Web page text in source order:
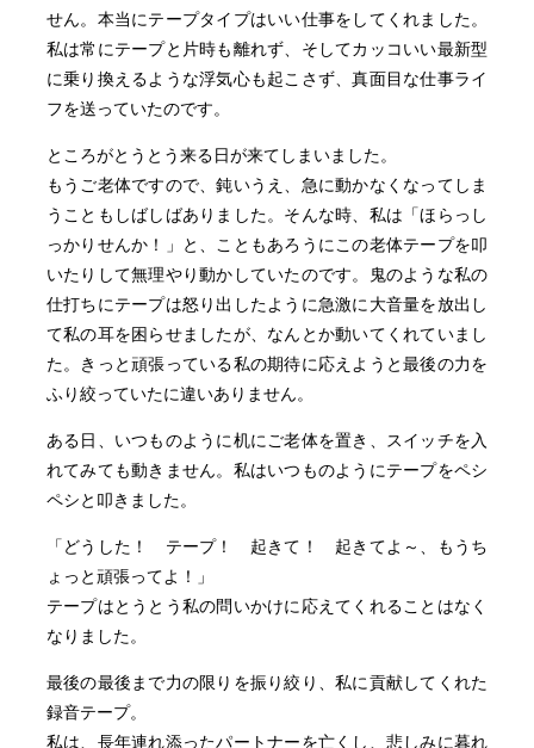
せん。本当にテープタイプはいい仕事をしてくれました。
私は常にテープと片時も離れず、そしてカッコいい最新型
に乗り換えるような浮気心も起こさず、真面目な仕事ライ
フを送っていたのです。
ところがとうとう来る日が来てしまいました。
もうご老体ですので、鈍いうえ、急に動かなくなってしま
うこともしばしばありました。そんな時、私は「ほらっし
っかりせんか！」と、こともあろうにこの老体テープを叩
いたりして無理やり動かしていたのです。鬼のような私の
仕打ちにテープは怒り出したように急激に大音量を放出し
て私の耳を困らせましたが、なんとか動いてくれていまし
た。きっと頑張っている私の期待に応えようと最後の力を
ふり絞っていたに違いありません。
ある日、いつものように机にご老体を置き、スイッチを入
れてみても動きません。私はいつものようにテープをペシ
ペシと叩きました。
「どうした！ テープ！ 起きて！ 起きてよ～、もうち
ょっと頑張ってよ！」
テープはとうとう私の問いかけに応えてくれることはなく
なりました。
最後の最後まで力の限りを振り絞り、私に貢献してくれた
録音テープ。
私は、長年連れ添ったパートナーを亡くし、悲しみに暮れ